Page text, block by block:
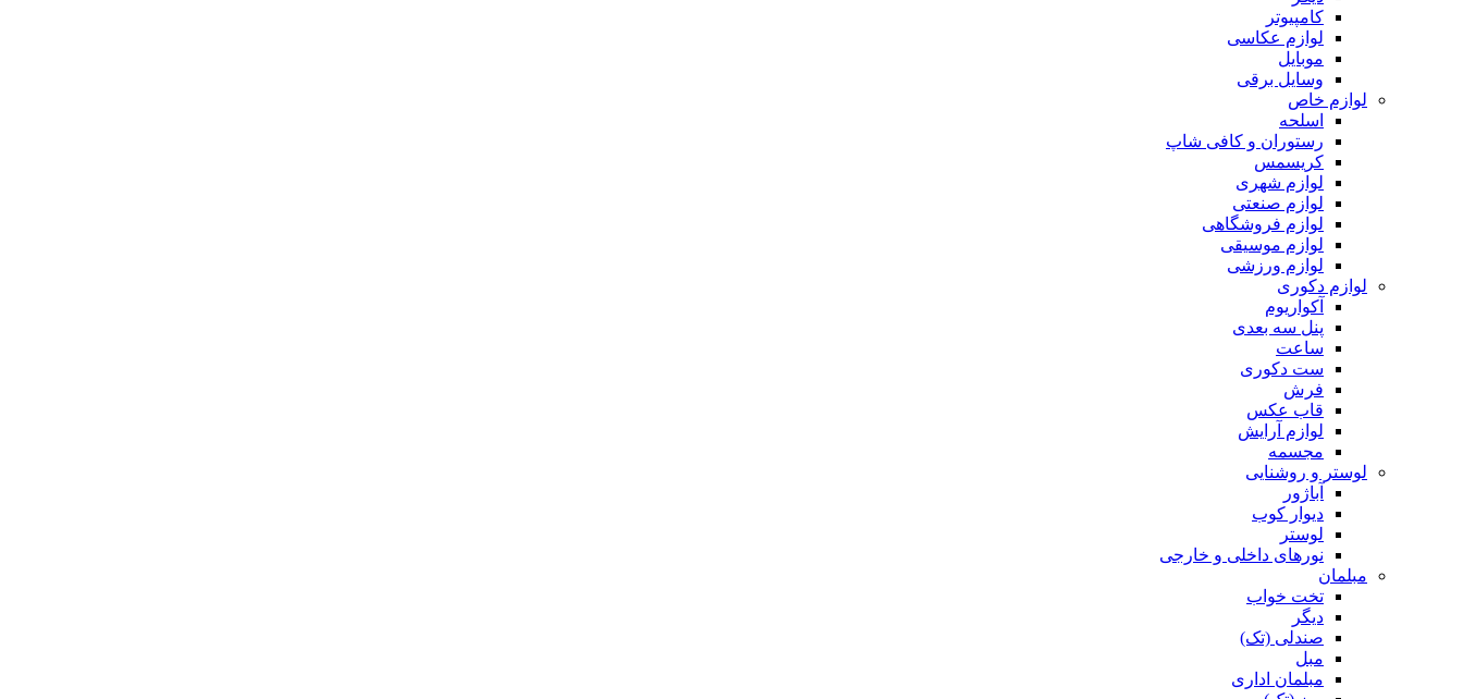
کامپیوتر
لوازم عکاسی
موبایل
وسایل برقی
لوازم خاص
اسلحه
رستوران و کافی شاپ
کریسمس
لوازم شهری
لوازم صنعتی
لوازم فروشگاهی
لوازم موسیقی
لوازم ورزشی
لوازم دکوری
آکواریوم
پنل سه بعدی
ساعت
ست دکوری
فرش
قاب عکس
لوازم آرایش
مجسمه
لوستر و روشنایی
آباژور
دیوار کوب
لوستر
نورهای داخلی و خارجی
مبلمان
تخت خواب
دیگر
صندلی (تک)
مبل
مبلمان اداری